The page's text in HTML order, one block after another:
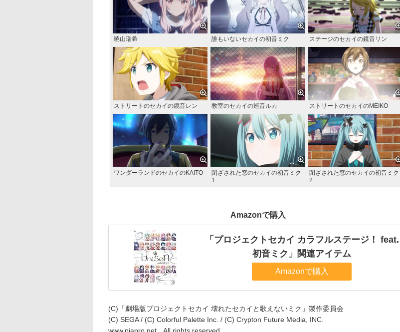
暁山瑞希 誰もいないセカイの初音ミク ステージのセカイの鏡音リン
ストリートのセカイの鏡音レン 教室のセカイの巡音ルカ ストリートのセカイのMEIKO
ワンダーランドのセカイのKAITO
閉ざされた窓のセカイの初音ミク
1
閉ざされた窓のセカイの初音ミク
2
Amazonで購入
「プロジェクトセカイ カラフルステージ！ feat.
初音ミク」関連アイテム
Amazonで購入
(C)「劇場版プロジェクトセカイ 壊れたセカイと歌えないミク」製作委員会
(C) SEGA / (C) Colorful Palette Inc. / (C) Crypton Future Media, INC.